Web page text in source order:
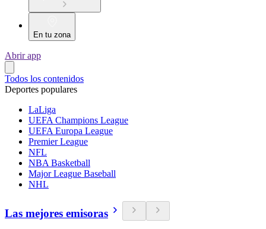
En tu zona
Abrir app
Todos los contenidos
Deportes populares
LaLiga
UEFA Champions League
UEFA Europa League
Premier League
NFL
NBA Basketball
Major League Baseball
NHL
Las mejores emisoras